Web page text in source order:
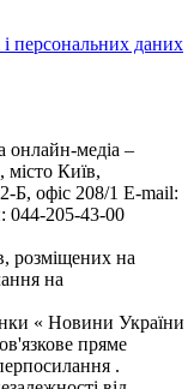
і персональних даних
онлайн-медіа –
Київ,
офіс 208/1 E-mail:
044-205-43-00
розміщених на
на
« Новини України
пряме
.